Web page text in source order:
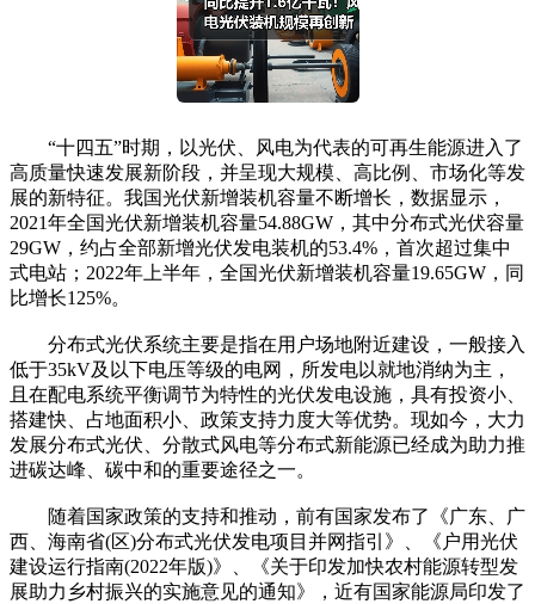
“十四五”时期，以光伏、风电为代表的可再生能源进入了
高质量快速发展新阶段，并呈现大规模、高比例、市场化等发
展的新特征。我国光伏新增装机容量不断增长，数据显示，
2021年全国光伏新增装机容量54.88GW，其中分布式光伏容量
29GW，约占全部新增光伏发电装机的53.4%，首次超过集中
式电站；2022年上半年，全国光伏新增装机容量19.65GW，同
比增长125%。
分布式光伏系统主要是指在用户场地附近建设，一般接入
低于35kV及以下电压等级的电网，所发电以就地消纳为主，
且在配电系统平衡调节为特性的光伏发电设施，具有投资小、
搭建快、占地面积小、政策支持力度大等优势。现如今，大力
发展分布式光伏、分散式风电等分布式新能源已经成为助力推
进碳达峰、碳中和的重要途径之一。
随着国家政策的支持和推动，前有国家发布了《广东、广
西、海南省(区)分布式光伏发电项目并网指引》、《户用光伏
建设运行指南(2022年版)》、《关于印发加快农村能源转型发
展助力乡村振兴的实施意见的通知》，近有国家能源局印发了